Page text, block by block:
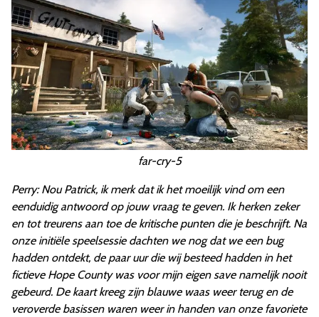
far-cry-5
Perry: Nou Patrick, ik merk dat ik het moeilijk vind om een
eenduidig antwoord op jouw vraag te geven. Ik herken zeker
en tot treurens aan toe de kritische punten die je beschrijft. Na
onze initiële speelsessie dachten we nog dat we een bug
hadden ontdekt, de paar uur die wij besteed hadden in het
fictieve Hope County was voor mijn eigen save namelijk nooit
gebeurd. De kaart kreeg zijn blauwe waas weer terug en de
veroverde basissen waren weer in handen van onze favoriete